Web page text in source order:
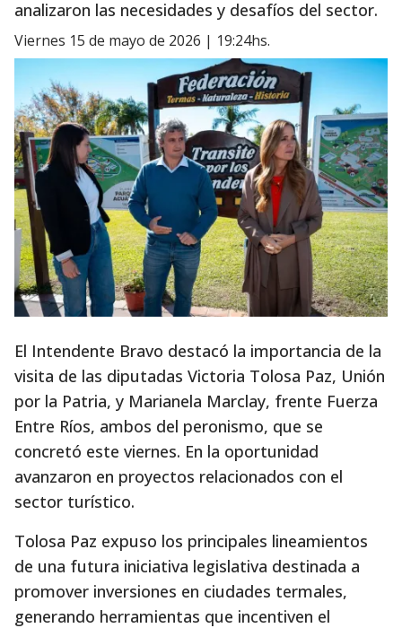
analizaron las necesidades y desafíos del sector.
viernes 15 de mayo de 2026 | 19:24hs.
El Intendente Bravo destacó la importancia de la
visita de las diputadas Victoria Tolosa Paz, Unión
por la Patria, y Marianela Marclay, frente Fuerza
Entre Ríos, ambos del peronismo, que se
concretó este viernes. En la oportunidad
avanzaron en proyectos relacionados con el
sector turístico.
Tolosa Paz expuso los principales lineamientos
de una futura iniciativa legislativa destinada a
promover inversiones en ciudades termales,
generando herramientas que incentiven el